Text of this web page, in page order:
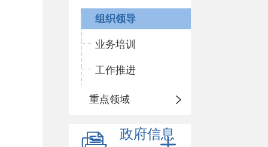
组织领导
业务培训
工作推进
重点领域
政府信息